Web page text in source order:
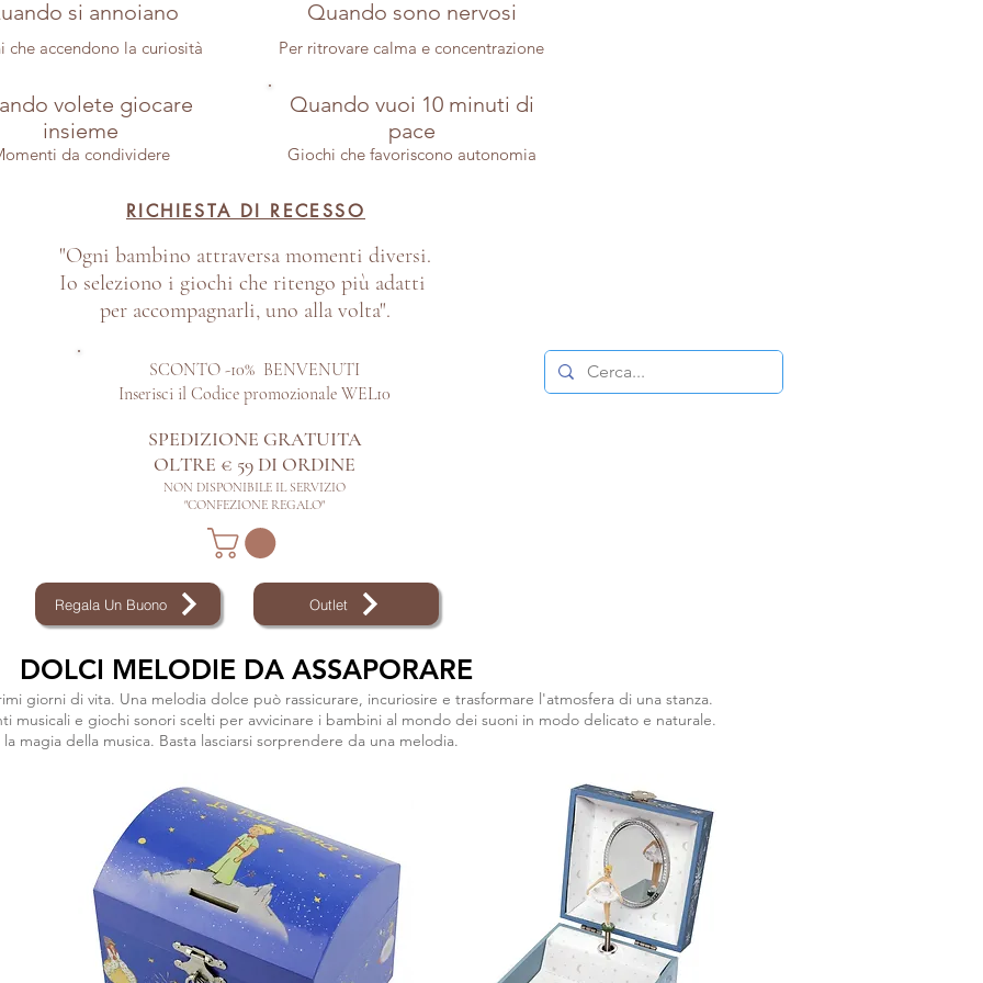
si annoiano
che accendono la curiosità
volete giocare
insieme
da condividere
Quando sono nervosi
Per ritrovare calma e concentrazione
Quando vuoi 10 minuti di
pace
Giochi che favoriscono autonomia
RICHIESTA DI RECESSO
"Ogni bambino attraversa momenti diversi.
Io seleziono i giochi che ritengo più adatti
per accompagnarli, uno alla volta".
SCONTO -10% BENVENUTI
Inserisci il Codice promozionale WEL10
SPEDIZIONE GRATUITA
OLTRE € 59 DI ORDINE​
NON DISPONIBILE IL SERVIZIO
"CONFEZIONE REGALO"
Regala Un Buono Outlet
DOLCI MELODIE DA ASSAPORARE
giorni di vita. Una melodia dolce può rassicurare, incuriosire e trasformare l'atmosfera di una stanza.
musicali e giochi sonori scelti per avvicinare i bambini al mondo dei suoni in modo delicato e naturale.
magia della musica. Basta lasciarsi sorprendere da una melodia.